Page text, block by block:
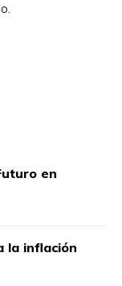
en
la inflación